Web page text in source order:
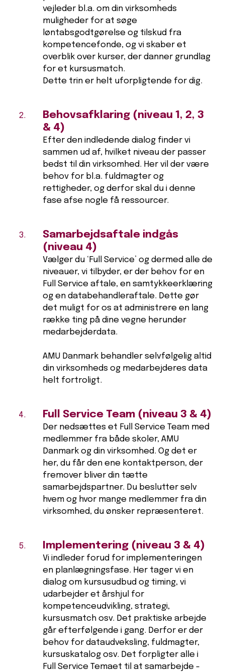
vejleder bl.a. om din virksomheds
muligheder for at søge
løntabsgodtgørelse og tilskud fra
kompetencefonde, og vi skaber et
overblik over kurser, der danner grundlag
for et kursusmatch.
Dette trin er helt uforpligtende for dig.
Behovsafklaring (niveau 1, 2, 3
& 4)
Efter den indledende dialog finder vi
sammen ud af, hvilket niveau der passer
bedst til din virksomhed. Her vil der være
behov for bl.a. fuldmagter og
rettigheder, og derfor skal du i denne
fase afse nogle få ressourcer.
Samarbejdsaftale indgås
(niveau 4)
Vælger du ‘Full Service’ og dermed alle de
niveauer, vi tilbyder, er der behov for en
Full Service aftale, en samtykkeerklæring
og en databehandleraftale. Dette gør
det muligt for os at administrere en lang
række ting på dine vegne herunder
medarbejderdata.
AMU Danmark behandler selvfølgelig altid
din virksomheds og medarbejderes data
helt fortroligt.
Full Service Team (niveau 3 & 4)
Der nedsættes et Full Service Team med
medlemmer fra både skoler, AMU
Danmark og din virksomhed. Og det er
her, du får den ene kontaktperson, der
fremover bliver din tætte
samarbejdspartner. Du beslutter selv
hvem og hvor mange medlemmer fra din
virksomhed, du ønsker repræsenteret.
Implementering (niveau 3 & 4)
Vi indleder forud for implementeringen
en planlægningsfase. Her tager vi en
dialog om kursusudbud og timing, vi
udarbejder et årshjul for
kompetenceudvikling, strategi,
kursusmatch osv. Det praktiske arbejde
går efterfølgende i gang. Derfor er der
behov for dataudveksling, fuldmagter,
kursuskatalog osv. Det forpligter alle i
Full Service Temaet til at samarbejde -